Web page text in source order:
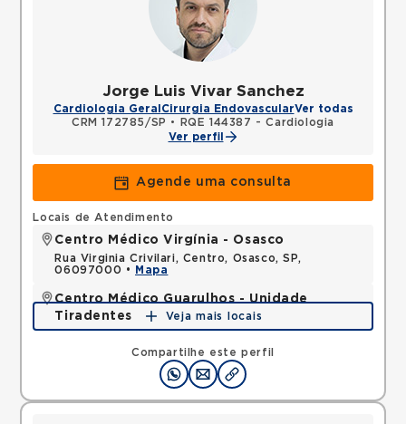
Jorge Luis Vivar Sanchez
Cardiologia Geral Cirurgia EndovascularVer todas
CRM 172785/SP •
RQE 144387 - Cardiologia
Ver perfil
Agende uma consulta
Compartilhe este perfil
Locais de Atendimento
Centro Médico Virgínia - Osasco
Rua Virginia Crivilari, Centro, Osasco, SP,
06097000 •
Mapa
Centro Médico Guarulhos - Unidade
Tiradentes
Avenida Tiradentes, Jardim Guarulhos, Guarulhos,
SP, 07090000 •
Mapa
Veja mais locais